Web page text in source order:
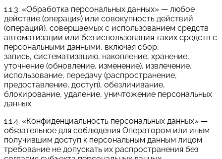
1.1.3. «Обработка персональных данных» — любое
действие (операция) или совокупность действий
(операций), совершаемых с использованием средств
автоматизации или без использования таких средств с
персональными данными, включая сбор,
запись, систематизацию, накопление, хранение,
уточнение (обновление, изменение), извлечение,
использование, передачу (распространение,
предоставление, доступ), обезличивание,
блокирование, удаление, уничтожение персональных
данных.
1.1.4. «Конфиденциальность персональных данных» —
обязательное для соблюдения Оператором или иным
получившим доступ к персональным данным лицом
требование не допускать их распространения без